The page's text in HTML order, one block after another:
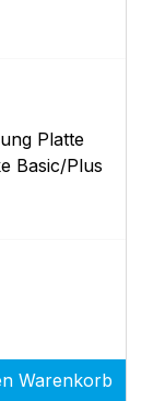
Platte
Basic/Plus
Warenkorb